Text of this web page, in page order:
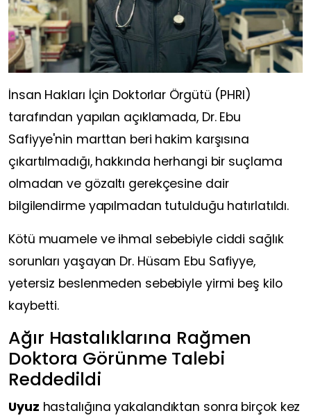
İnsan Hakları İçin Doktorlar Örgütü (PHRI)
tarafından yapılan açıklamada, Dr. Ebu
Safiyye'nin marttan beri hakim karşısına
çıkartılmadığı, hakkında herhangi bir suçlama
olmadan ve gözaltı gerekçesine dair
bilgilendirme yapılmadan tutulduğu hatırlatıldı.
Kötü muamele ve ihmal sebebiyle ciddi sağlık
sorunları yaşayan Dr. Hüsam Ebu Safiyye,
yetersiz beslenmeden sebebiyle yirmi beş kilo
kaybetti.
Ağır Hastalıklarına Rağmen
Doktora Görünme Talebi
Reddedildi
Uyuz hastalığına yakalandıktan sonra birçok kez